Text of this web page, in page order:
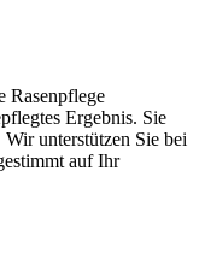
Rasenpflege
Ergebnis. Sie
unterstützen Sie bei
auf Ihr